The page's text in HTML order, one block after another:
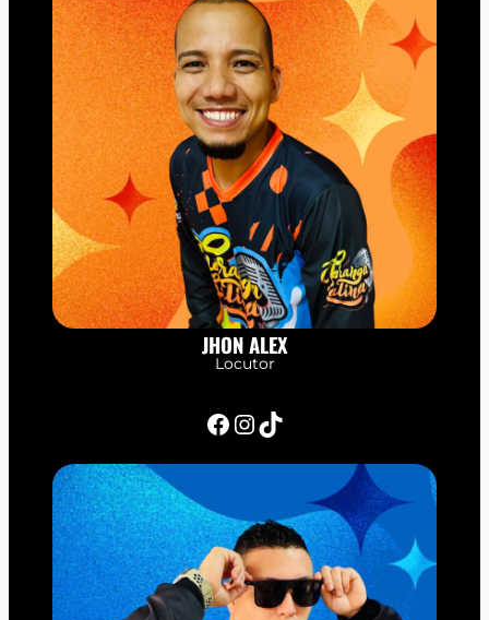
JHON ALEX
Locutor
Facebook InstagramTikTok